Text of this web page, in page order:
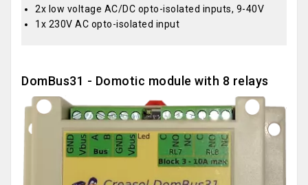
2x low voltage AC/DC opto-isolated inputs, 9-40V
1x 230V AC opto-isolated input
DomBus31 - Domotic module with 8 relays